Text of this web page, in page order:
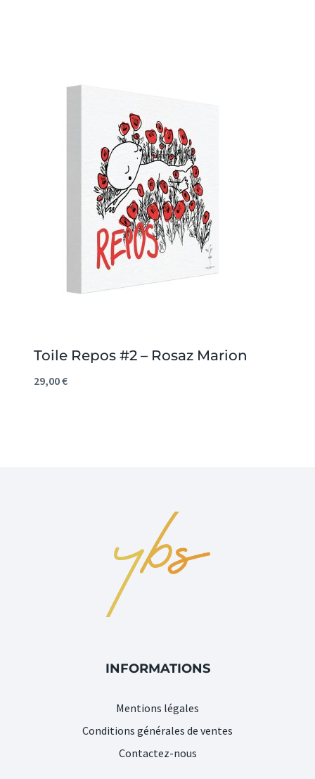
Toile Repos #2 – Rosaz Marion
29,00€
INFORMATIONS
Mentions légales
Conditions générales de ventes
Contactez-nous